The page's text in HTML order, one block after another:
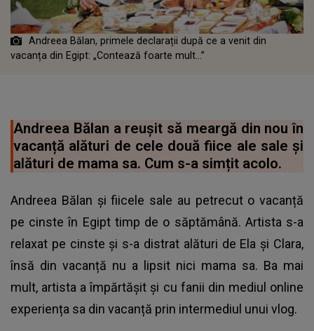
Andreea Bălan, primele declarații după ce a venit din
vacanța din Egipt: „Contează foarte mult...”
Andreea Bălan a reușit să meargă din nou în
vacanță alături de cele două fiice ale sale și
alături de mama sa. Cum s-a simțit acolo.
Andreea Bălan și fiicele sale au petrecut o vacanță
pe cinste în Egipt timp de o săptămână. Artista s-a
relaxat pe cinste și s-a distrat alături de Ela și Clara,
însă din vacanță nu a lipsit nici mama sa. Ba mai
mult, artista a împărtășit și cu fanii din mediul online
experiența sa din vacanță prin intermediul unui vlog.